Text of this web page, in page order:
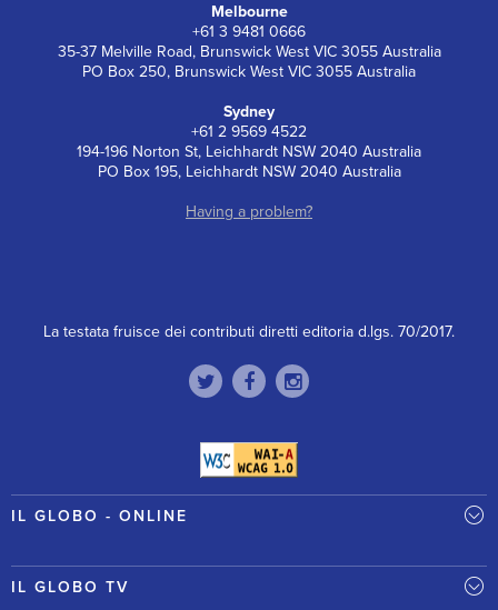
Melbourne
+61 3 9481 0666
35-37 Melville Road, Brunswick West VIC 3055 Australia
PO Box 250, Brunswick West VIC 3055 Australia
Sydney
+61 2 9569 4522
194-196 Norton St, Leichhardt NSW 2040 Australia
PO Box 195, Leichhardt NSW 2040 Australia
Having a problem?
La testata fruisce dei contributi diretti editoria d.lgs. 70/2017.
IL GLOBO - ONLINE
IL GLOBO TV